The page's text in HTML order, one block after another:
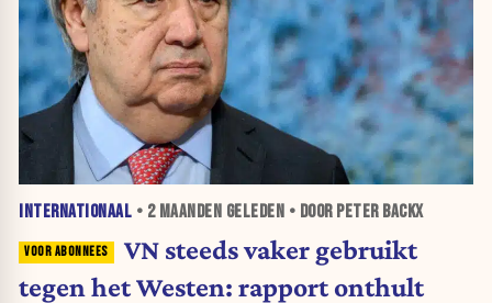
INTERNATIONAAL • 2 MAANDEN GELEDEN • DOOR PETER BACKX
VN steeds vaker gebruikt
tegen het Westen: rapport onthult